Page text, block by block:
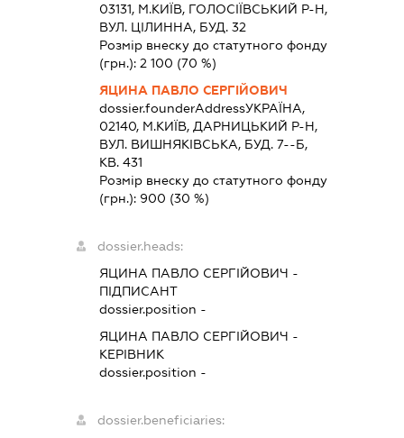
03131, М.КИЇВ, ГОЛОСІЇВСЬКИЙ Р-Н,
ВУЛ. ЦІЛИННА, БУД. 32
Розмір внеску до статутного фонду
(грн.): 2 100 (70 %)
ЯЦИНА ПАВЛО СЕРГІЙОВИЧ
dossier.founderAddressУКРАЇНА,
02140, М.КИЇВ, ДАРНИЦЬКИЙ Р-Н,
ВУЛ. ВИШНЯКІВСЬКА, БУД. 7--Б,
КВ. 431
Розмір внеску до статутного фонду
(грн.): 900 (30 %)
dossier.heads:
ЯЦИНА ПАВЛО СЕРГІЙОВИЧ -
ПІДПИСАНТ
dossier.position -
ЯЦИНА ПАВЛО СЕРГІЙОВИЧ -
КЕРІВНИК
dossier.position -
dossier.beneficiaries: